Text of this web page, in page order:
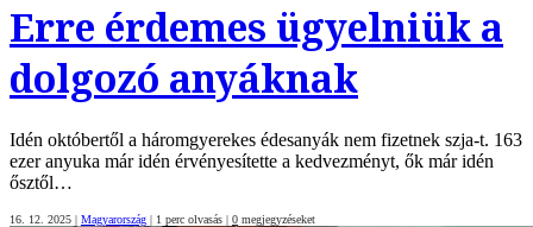
Erre érdemes ügyelniük a
dolgozó anyáknak
Idén októbertől a háromgyerekes édesanyák nem fizetnek szja-t. 163
ezer anyuka már idén érvényesítette a kedvezményt, ők már idén
ősztől…
16. 12. 2025 | Magyarország | 1 perc olvasás | 0 megjegyzéseket